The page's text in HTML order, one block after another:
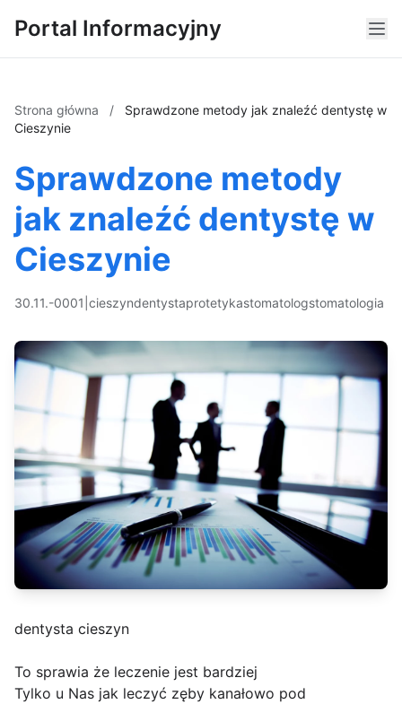
Portal Informacyjny
Strona główna /
Sprawdzone metody jak znaleźć dentystę w
Cieszynie
Sprawdzone metody
jak znaleźć dentystę w
Cieszynie
30.11.-0001 cieszyndentystaprotetykastomatologstomatologia
dentysta cieszyn
To sprawia że leczenie jest bardziej
Tylko u Nas jak leczyć zęby kanałowo pod